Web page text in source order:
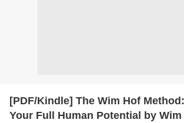
[PDF/Kindle] The Wim Hof
Your Full Human Potential by